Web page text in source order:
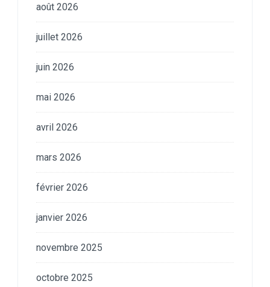
août 2026
juillet 2026
juin 2026
mai 2026
avril 2026
mars 2026
février 2026
janvier 2026
novembre 2025
octobre 2025